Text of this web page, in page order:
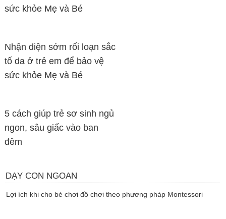
sức khỏe Mẹ và Bé
Nhận diện sớm rối loạn sắc
tố da ở trẻ em để bảo vệ
sức khỏe Mẹ và Bé
5 cách giúp trẻ sơ sinh ngủ
ngon, sâu giấc vào ban
đêm
DẠY CON NGOAN
Lợi ích khi cho bé chơi đồ chơi theo phương pháp Montessori